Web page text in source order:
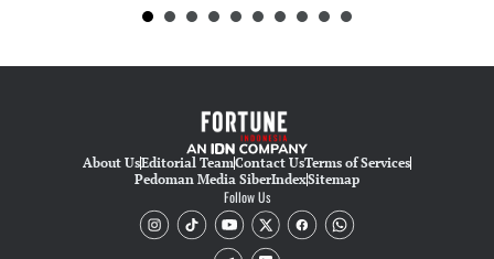
About UsEditorial TeamContact UsTerms of Services
Pedoman Media SiberIndexSitemap
Follow Us